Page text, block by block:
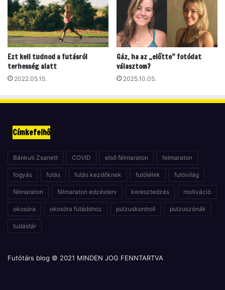
m
m
a
Ezt kell tudnod a futásról
terhesség alatt
2022.05.15.
Gáz, ha az „előtte” fotódat
választom?
2025.10.05.
Címkefelhő
Bánkuti Zsanett COVID első félmaraton felmaraton
fogyás futás futás kezdőknek futólélek futóvilág
félmaraton félmaraton edzésterv keresztedzés motiváció
okosóra okosóra futádshoz pulzuskontroll pulzuszónák
tudástár
Futótárs blog © 2021 MINDEN JOG FENNTARTVA